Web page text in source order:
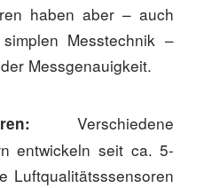
haben aber – auch
Messtechnik –
Messgenauigkeit.
Verschiedene
entwickeln seit ca. 5-
Luftqualitätsssensoren